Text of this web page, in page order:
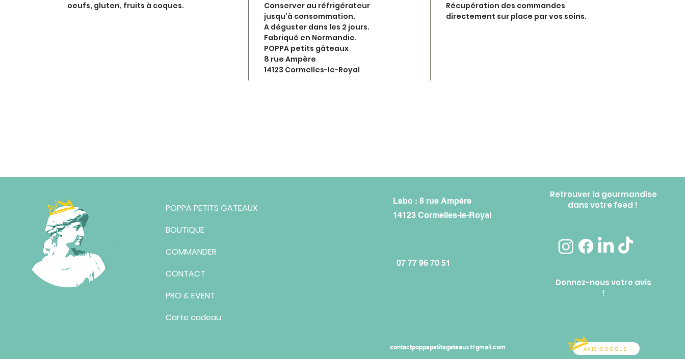
oeufs, gluten, fruits à coques.
Conserver au réfrigérateur
jusqu’à consommation.
A déguster dans les 2 jours.
Fabriqué en Normandie.
POPPA petits gâteaux
8 rue Ampère
14123 Cormelles-le-Royal
Récupération des commandes
directement sur place par vos soins.
POPPA PETITS GATEAUX
BOUTIQUE
COMMANDER
CONTACT
PRO & EVENT
Carte cadeau
Labo : 8 rue Ampère
14123 Cormelles-le-Royal
07 77 96 70 51
Retrouver la gourmandise
dans votre feed !
Donnez-nous votre avis
!
contactpoppapetitsgateaux@gmail.com AVIS GOOGLE